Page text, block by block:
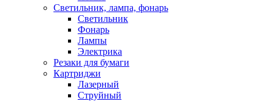
Светильник, лампа, фонарь
Светильник
Фонарь
Лампы
Электрика
Резаки для бумаги
Картриджи
Лазерный
Струйный